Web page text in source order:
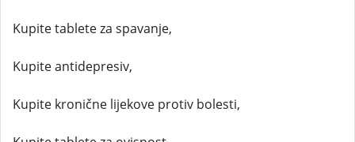
Kupite tablete za spavanje,
Kupite antidepresiv,
Kupite kronične lijekove protiv bolesti,